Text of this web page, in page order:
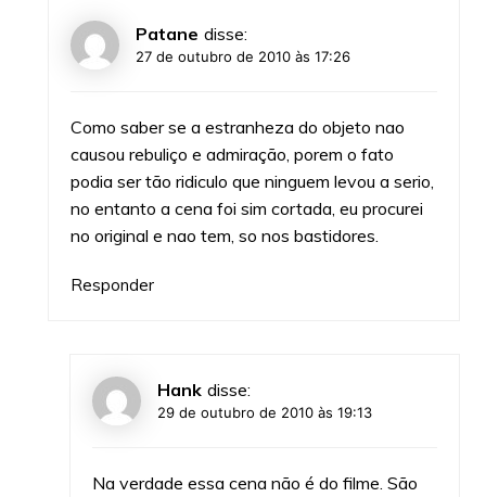
Patane disse:
27 de outubro de 2010 às 17:26
Como saber se a estranheza do objeto nao
causou rebuliço e admiração, porem o fato
podia ser tão ridiculo que ninguem levou a serio,
no entanto a cena foi sim cortada, eu procurei
no original e nao tem, so nos bastidores.
Responder
Hank disse:
29 de outubro de 2010 às 19:13
Na verdade essa cena não é do filme. São